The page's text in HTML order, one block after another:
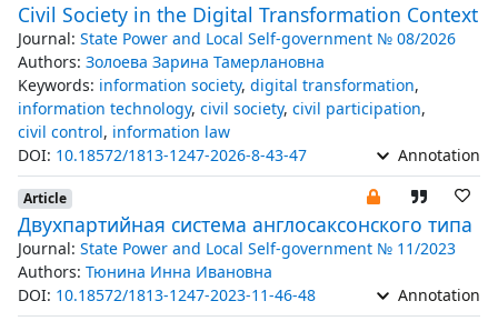
Civil Society in the Digital Transformation Context
Journal: State Power and Local Self-government № 08/2026
Authors: Золоева Зарина Тамерлановна
Keywords: information society, digital transformation,
information technology, civil society, civil participation,
civil control, information law
DOI: 10.18572/1813-1247-2026-8-43-47 Annotation
Article
Двухпартийная система англосаксонского типа
Journal: State Power and Local Self-government № 11/2023
Authors: Тюнина Инна Ивановна
DOI: 10.18572/1813-1247-2023-11-46-48 Annotation